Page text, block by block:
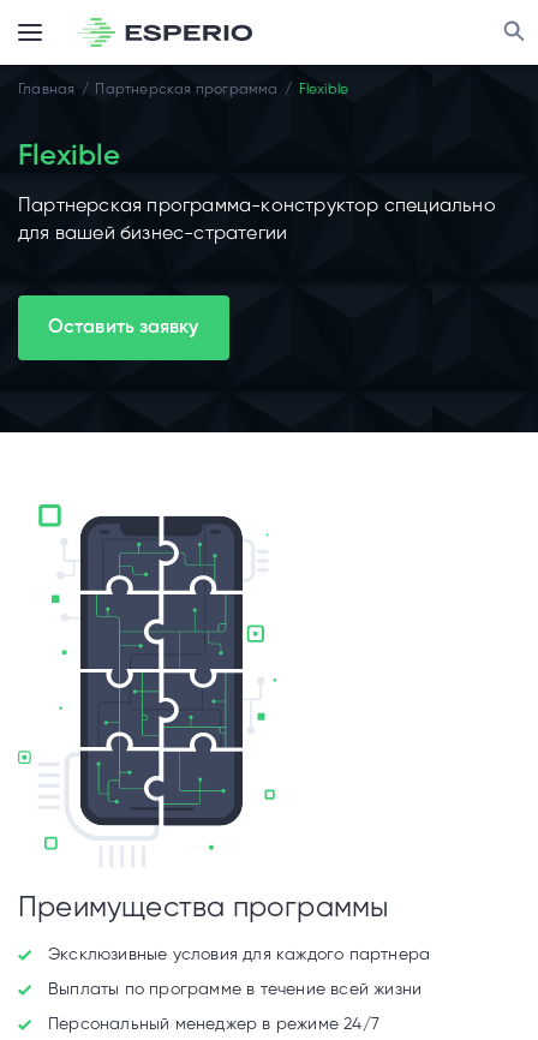
Главная Партнерская программа Flexible
Flexible
Партнерская программа-конструктор специально
для вашей бизнес-стратегии
Оставить заявку
Преимущества программы
Эксклюзивные условия для каждого партнера
Выплаты по программе в течение всей жизни
Персональный менеджер в режиме 24/7